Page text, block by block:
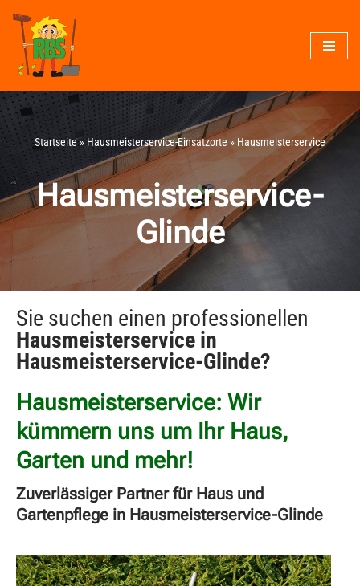
Zum
Inhalt
springen
Startseite»Hausmeisterservice-Einsatzorte » Hausmeisterservice
Hausmeisterservice-
Glinde
Sie suchen einen professionellen
Hausmeisterservice in
Hausmeisterservice-Glinde?
Hausmeisterservice: Wir
kümmern uns um Ihr Haus,
Garten und mehr!
Zuverlässiger Partner für Haus und
Gartenpflege in Hausmeisterservice-Glinde